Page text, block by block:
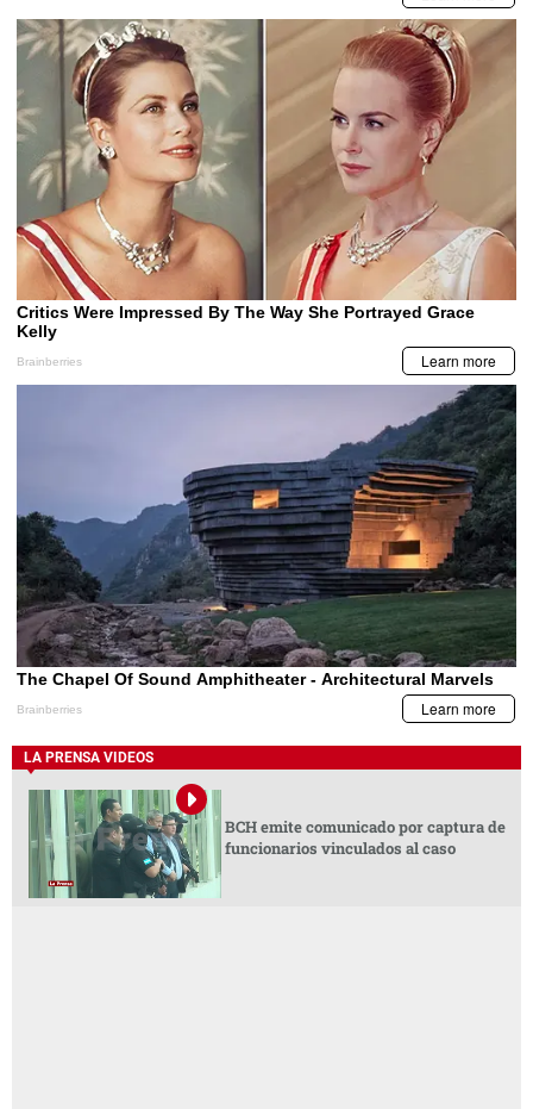
LA PRENSA VIDEOS
BCH emite comunicado por captura de
funcionarios vinculados al caso